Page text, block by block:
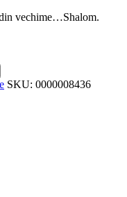
vechime…Shalom.
SKU: 0000008436